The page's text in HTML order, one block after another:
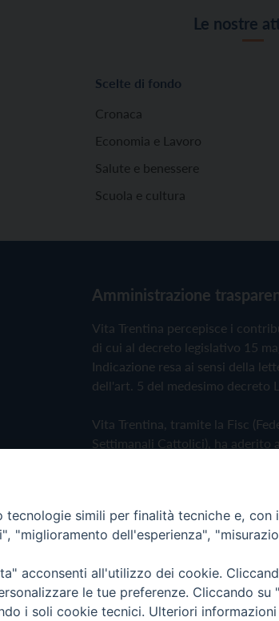
Le nostre
Scelte di fondo
Cronaca
Economia e Lavoro
Salute e benessere
Scuola e cultura
Amministrazione
Vita Trentina percepisce i
di cui al decreto legislativo 15
Indicazione resa ai sensi della
dell'art. 5 del medesimo decreto
Vita Trentina, tramite la Fisc
Settimanali Cattolici), ha aderito
Privacy Policy Cookie Policy
- Vita Trentina Editrice
tecnologie simili per finalità tecniche e,
"miglioramento dell'esperienza",
acconsenti all'utilizzo dei cookie.
le tue preferenze. Cliccando
i soli cookie tecnici. Ulteriori